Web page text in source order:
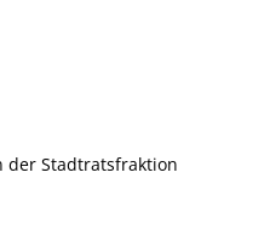
der Stadtratsfraktion